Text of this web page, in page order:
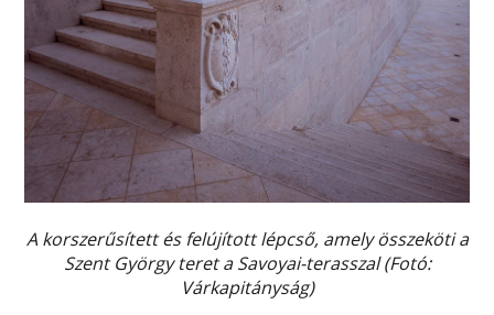
A korszerűsített és felújított lépcső, amely összeköti a
Szent György teret a Savoyai-terasszal (Fotó:
Várkapitányság)